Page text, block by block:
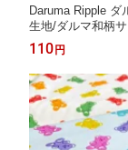
Daruma Ripple
生地/ダルマ和柄
110 円